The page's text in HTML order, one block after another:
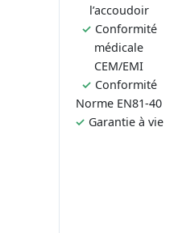
l’accoudoir
✓ Conformité
médicale
CEM/EMI
✓ Conformité
Norme EN81-40
✓ Garantie à vie